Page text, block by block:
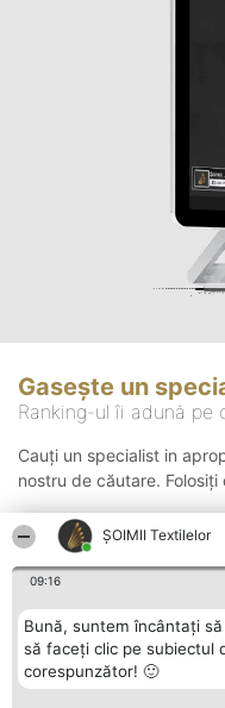
ȘOIMII Textilelor
09:16
Bună, suntem încântați
să faceți clic pe subiectul
corespunzător! 🙂
Gasește un
Ranking-ul îi adună
Cauți un specialist in
nostru de căutare.